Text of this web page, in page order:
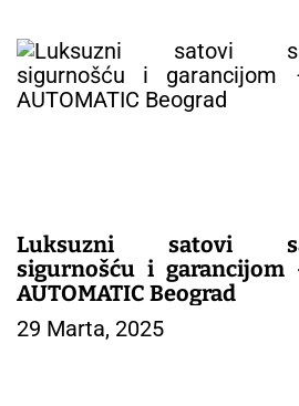
Luksuzni satovi
sigurnošću i garancijom
AUTOMATIC Beograd
29 Marta, 2025